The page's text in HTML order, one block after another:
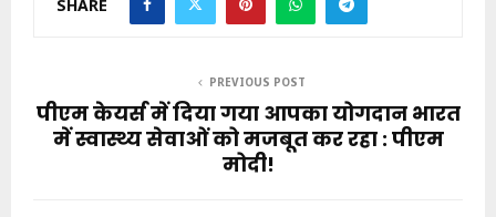
SHARE
PREVIOUS POST
पीएम केयर्स में दिया गया आपका योगदान भारत
में स्वास्थ्य सेवाओं को मजबूत कर रहा : पीएम
मोदी!